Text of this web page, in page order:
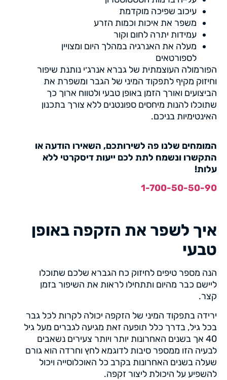
עיכוב שפיכה מוקדמת
משפר את איכות וכמות הזרע
עמידות יתרה לחום וקור
מעלה את האנרגיה במהלך היום ומצויין
לספורטאים
הפורמולה העוצמתית של גברא אנרג׳י נותנת שיפור
וחיזוק מקיף לתפקוד המיני של הגבר ומשפרת את
הביצועים ואורך הזמן באופן טבעי ולטווח ארוך כך
שתוכלו להנות מיחסים ספונטנים ללא צורך בתכנון
האינטימיות בניכם.
המומחים שלנו פה לשירותכם, השאירו הודעה או
התקשרו ונשמח לתת לכם ייעות דיסקרטי ללא
עלות!
1-700-50-50-90
איך לשפר את הזקפה באופן
טבעי
הנה מספר טיפים לחיזוק כח הגברא שלכם שתוכלו
ליישם כבר מהיום ותתחילו לראות את השיפור בזמן
קצר.
ירידה בתפקוד המיני של הזקפה יכולה לקרות לכל גבר
בכל גיל, בדרך כלל תופעה זאת מגיעה לגברים מעל גיל
40 אך בשנים האחרונות יותר ויותר צעירים נשאבים
לבעיה הזו ממספר סיבות לדוגמא לחץ וחרדה הוא גורם
שעלה בשנים האחרונות בקרב כל האוכלוסייה ויכול
להשפיע על היכולת ליצור זקפה.